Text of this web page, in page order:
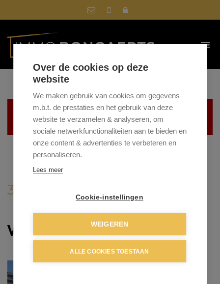
Helaas, dit pand is verkocht
3600 GENK
Verkocht
Over de cookies op deze
website
We maken gebruik van cookies om gegevens
m.b.t. de prestaties en het gebruik van deze
website te verzamelen & analyseren, om
sociale netwerkfunctionaliteiten aan te bieden en
onze content & advertenties te verbeteren en
personaliseren.
Lees meer
Cookie-instellingen
WEIGEREN
ALLE COOKIES TOESTAAN